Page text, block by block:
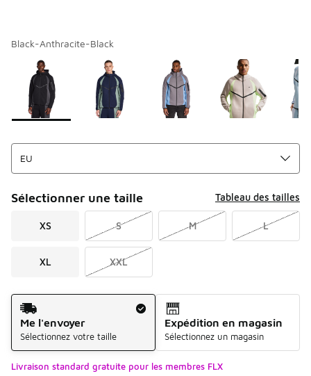
Black-Anthracite-Black
Page 1 sur 1 affichant 1 à 7 des 7 couleurs.
Merci de sélectionner un style
Sélectionner une taille Tableau des tailles
XS S M L
XL XXL
Mode d'expédition
Me l'envoyer
Sélectionnez votre taille
Expédition en magasin
Sélectionnez un magasin
Livraison standard gratuite pour les membres FLX